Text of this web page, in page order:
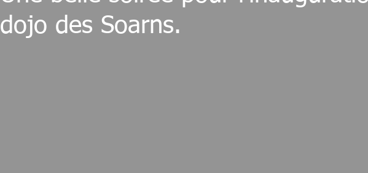
dojo des Soarns.